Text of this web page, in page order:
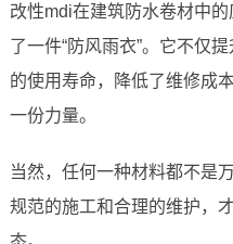
改性mdi在建筑防水卷材中
了一件“防风雨衣”。它不仅
的使用寿命，降低了维修成
一份力量。
当然，任何一种材料都不是
规范的施工和合理的维护，